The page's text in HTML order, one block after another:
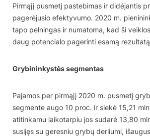
Pirmąjį pusmetį pastebimas ir didėjantis
pagerėjusio efektyvumo. 2020 m.
tapo pelningas ir numatoma, kad ši
daug potencialo pagerinti esamą
Grybininkystės segmentas
Pajamos per pirmąjį 2020 m. pusmetį
segmente augo 10 proc. ir siekė 15,21
atitinkamu laikotarpiu jos sudarė 13,80
susijęs su geresniu grybų derliumi,